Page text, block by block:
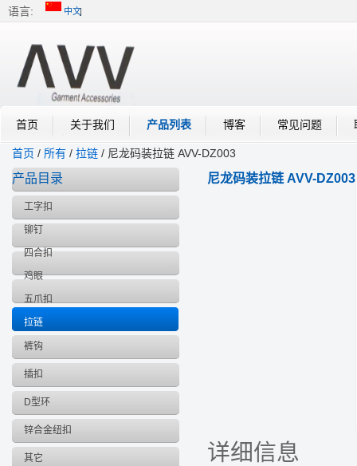
语言: 中文
首页 关于我们 产品列表 博客 常见问题
首页 / 所有 / 拉链 / 尼龙码装拉链 AVV-DZ003
产品目录
工字扣
铆钉
四合扣
鸡眼
五爪扣
拉链
裤钩
插扣
D型环
锌合金纽扣
其它
尼龙码装拉链 AVV-DZ003
详细信息